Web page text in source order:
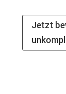
Jetzt